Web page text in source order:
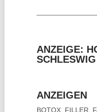
ANZEIGE:
SCHLESWIG
ANZEIGEN
BOTOX, FILLER,